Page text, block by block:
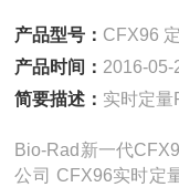
产品型号： CFX96
产品时间： 2016-05-
简要描述： 实时定量
Bio-Rad新一代
公司 CFX96实时定